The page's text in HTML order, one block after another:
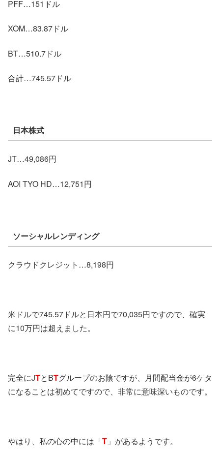
PFF…151ドル
XOM…83.87ドル
BT…510.7ドル
合計…745.57ドル
日本株式
JT…49,086円
AOI TYO HD…12,751円
ソーシャルレンディング
クラウドクレジット…8,198円
米ドルで745.57ドルと日本円で70,035円ですので、確実
に10万円は超えました。
完全にJTとBTグループのお陰ですが、月間配当金が6ケタ
になることは初めてですので、非常に意味深いものです。
やはり、私の心の中には「T 」があるようです。